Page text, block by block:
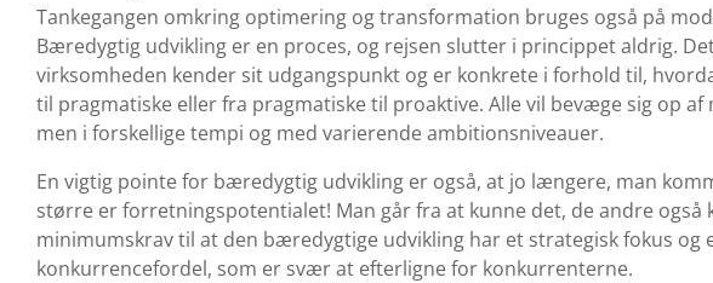
Tankegangen omkring optimering og transformation bruges også på
Bæredygtig udvikling er en proces, og rejsen slutter i princippet aldrig.
virksomheden kender sit udgangspunkt og er konkrete i forhold til,
til pragmatiske eller fra pragmatiske til proaktive. Alle vil bevæge sig op
men i forskellige tempi og med varierende ambitionsniveauer.
En vigtig pointe for bæredygtig udvikling er også, at jo længere, man
større er forretningspotentialet! Man går fra at kunne det, de andre også
minimumskrav til at den bæredygtige udvikling har et strategisk fokus og
konkurrencefordel, som er svær at efterligne for konkurrenterne.